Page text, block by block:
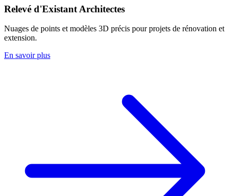
Relevé d'Existant Architectes
Nuages de points et modèles 3D précis pour projets de rénovation et
extension.
En savoir plus